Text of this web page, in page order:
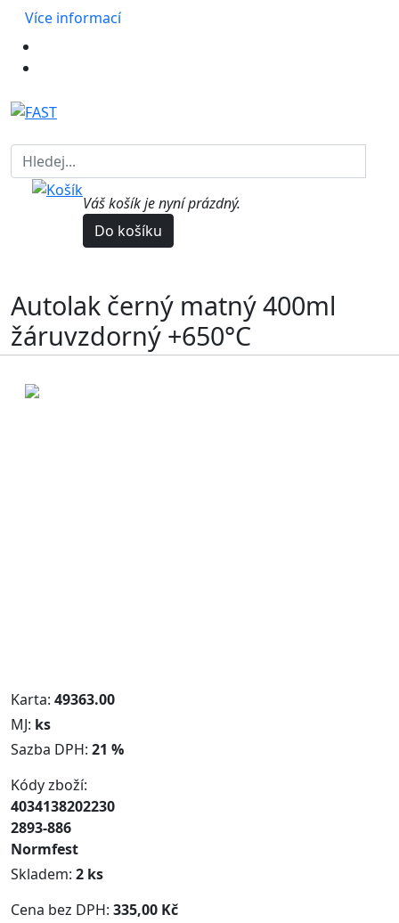
Více informací
Váš košík je nyní prázdný.
Do košíku
Autolak černý matný 400ml
žáruvzdorný +650°C
Karta: 49363.00
MJ: ks
Sazba DPH: 21 %
Kódy zboží:
4034138202230
2893-886
Normfest
Skladem: 2 ks
Cena bez DPH: 335,00 Kč